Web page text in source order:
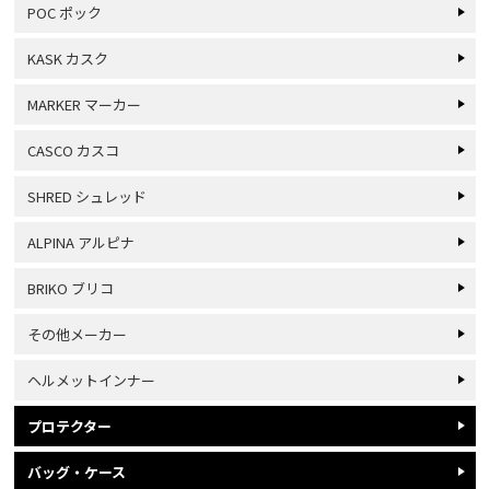
POC ポック
KASK カスク
MARKER マーカー
CASCO カスコ
SHRED シュレッド
ALPINA アルピナ
BRIKO ブリコ
その他メーカー
ヘルメットインナー
プロテクター
バッグ・ケース